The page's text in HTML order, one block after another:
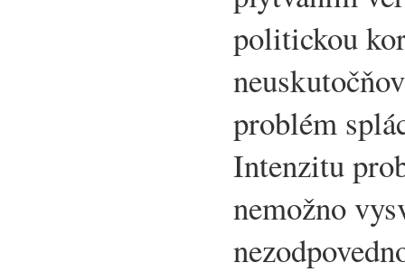
politickou
problém
Intenzitu
nemožno